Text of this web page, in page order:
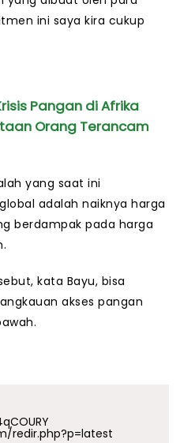
ini saya kira cukup
Pangan di Afrika
Orang Terancam
yang saat ini
adalah naiknya harga
berdampak pada harga
kata Bayu, bisa
akses pangan
redir.php?p=latest